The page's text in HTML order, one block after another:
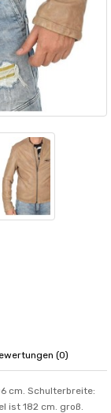
(0)
cm. Schulterbreite:
ist 182 cm. groß.